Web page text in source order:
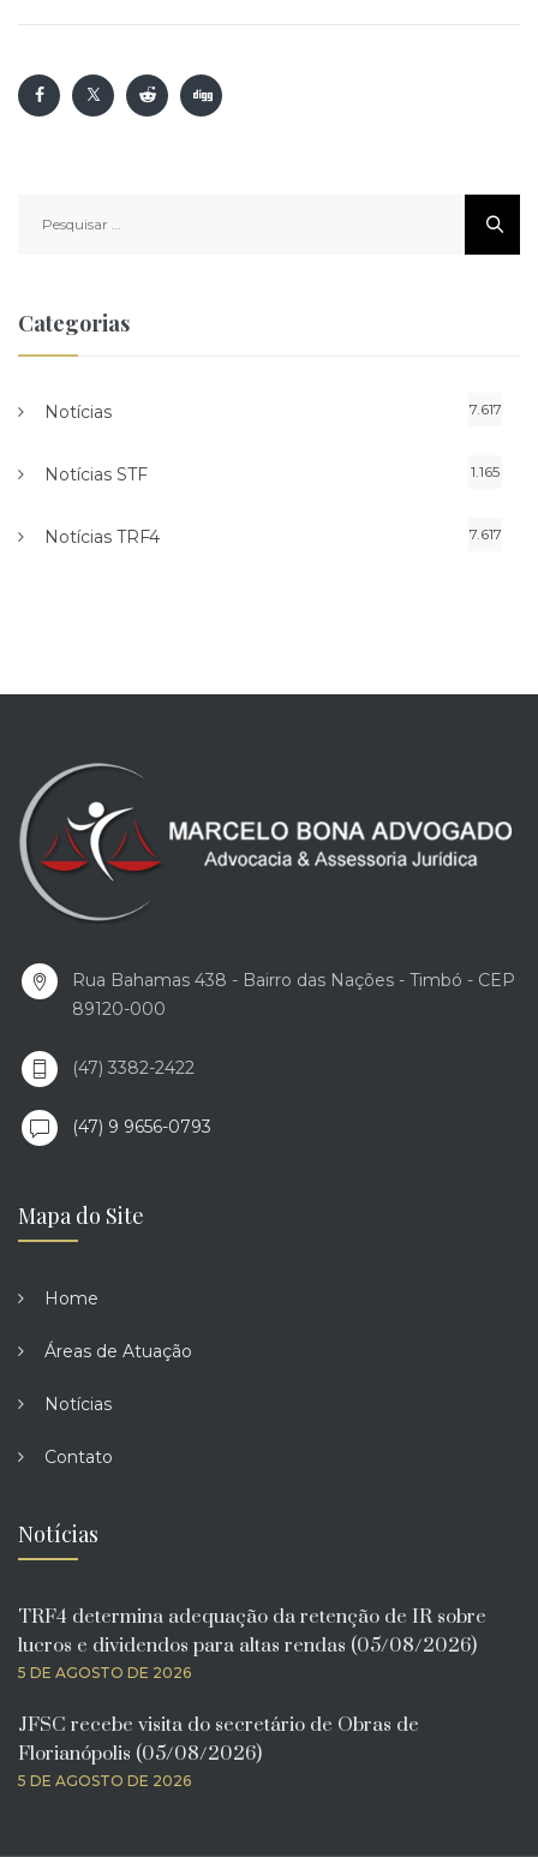
por:
Categorias
Notícias 7.617
Notícias STF 1.165
Notícias TRF4 7.617
Rua Bahamas 438 - Bairro das Nações - Timbó - CEP
89120-000
(47) 3382-2422
(47) 9 9656-0793
Mapa do Site
Home
Áreas de Atuação
Notícias
Contato
Notícias
TRF4 determina adequação da retenção de IR sobre
lucros e dividendos para altas rendas (05/08/2026)
5 DE AGOSTO DE 2026
JFSC recebe visita do secretário de Obras de
Florianópolis (05/08/2026)
5 DE AGOSTO DE 2026